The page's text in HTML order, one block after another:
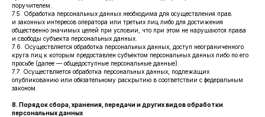
поручителем.
7.5. Обработка персональных данных необходима для осуществления прав
и законных интересов оператора или третьих лиц либо для достижения
общественно значимых целей при условии, что при этом не нарушаются права
и свободы субъекта персональных данных.
7.6. Осуществляется обработка персональных данных, доступ неограниченного
круга лиц к которым предоставлен субъектом персональных данных либо по его
просьбе (далее — общедоступные персональные данные).
7.7. Осуществляется обработка персональных данных, подлежащих
опубликованию или обязательному раскрытию в соответствии с федеральным
законом.
8. Порядок сбора, хранения, передачи и других видов обработки
персональных данных